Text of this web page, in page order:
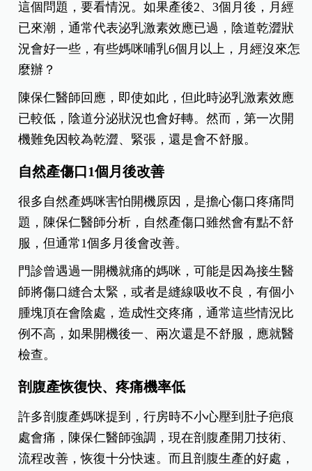
這個問題，要看情況。如果產後2、3個月後，月經
已來潮，通常代表泌乳激素效應已過，陰道乾澀狀
況會好一些，有些媽咪哺乳6個月以上，月經沒來怎
麼辦？
陳保仁醫師回應，即使如此，但此時泌乳激素效應
已較低，陰道分泌狀況也會好轉。然而，第一次開
機難免因較為乾澀、緊張，還是會不舒服。
自然產傷口1個月後改善
很多自然產媽咪害怕開機原因，是擔心傷口疼痛問
題，陳保仁醫師分析，自然產傷口雖然會有點不舒
服，但通常1個多月後會改善。
門診曾遇過一開機就痛的媽咪，可能是因為接生醫
師將傷口縫合太緊，或者是縫線吸收不良，有個小
腫塊頂在會陰處，造成性交疼痛，通常這些情況比
例不高，如果開機後一、兩次還是不舒服，應就醫
檢查。
剖腹產恢復快、疼痛機率低
許多剖腹產媽咪提到，行房時不小心壓到肚子疤痕
處會痛，陳保仁醫師強調，現在剖腹產開刀技術、
流程改善，恢復十分快速。而且剖腹生產的好處，